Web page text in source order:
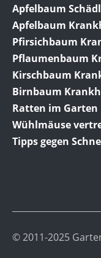
Apfelbaum
Apfelbaum
Pfirsichbaum
Pflaumenbaum
Kirschbaum
Birnbaum
Ratten im Garten
Wühlmäuse
Tipps gegen
© 2011-2025